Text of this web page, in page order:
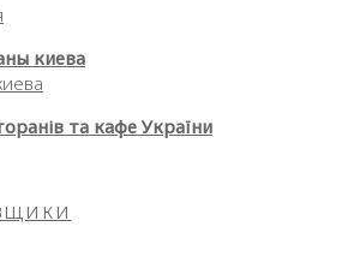
киева
та кафе України